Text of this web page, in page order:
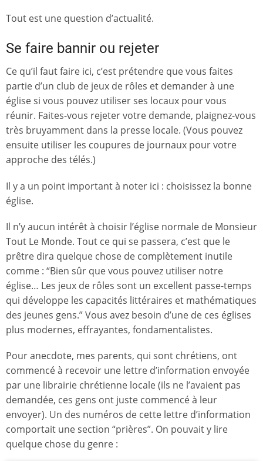
Tout est une question d’actualité.
Se faire bannir ou rejeter
Ce qu’il faut faire ici, c’est prétendre que vous faites
partie d’un club de jeux de rôles et demander à une
église si vous pouvez utiliser ses locaux pour vous
réunir. Faites-vous rejeter votre demande, plaignez-vous
très bruyamment dans la presse locale. (Vous pouvez
ensuite utiliser les coupures de journaux pour votre
approche des télés.)
Il y a un point important à noter ici : choisissez la bonne
église.
Il n’y aucun intérêt à choisir l’église normale de Monsieur
Tout Le Monde. Tout ce qui se passera, c’est que le
prêtre dira quelque chose de complètement inutile
comme : “Bien sûr que vous pouvez utiliser notre
église… Les jeux de rôles sont un excellent passe-temps
qui développe les capacités littéraires et mathématiques
des jeunes gens.” Vous avez besoin d’une de ces églises
plus modernes, effrayantes, fondamentalistes.
Pour anecdote, mes parents, qui sont chrétiens, ont
commencé à recevoir une lettre d’information envoyée
par une librairie chrétienne locale (ils ne l’avaient pas
demandée, ces gens ont juste commencé à leur
envoyer). Un des numéros de cette lettre d’information
comportait une section “prières”. On pouvait y lire
quelque chose du genre :